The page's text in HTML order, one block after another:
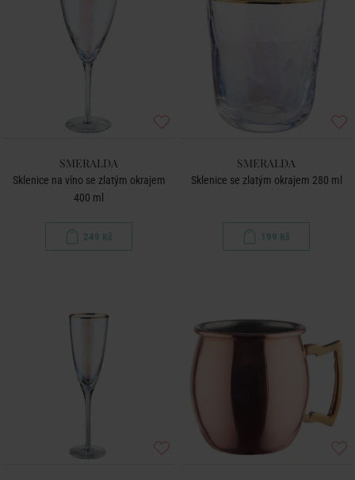
SMERALDA
Sklenice na víno se zlatým okrajem
400 ml
249 Kč
SMERALDA
Sklenice se zlatým okrajem 280 ml
199 Kč